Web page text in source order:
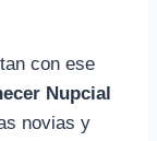
con ese
Nupcial
novias y